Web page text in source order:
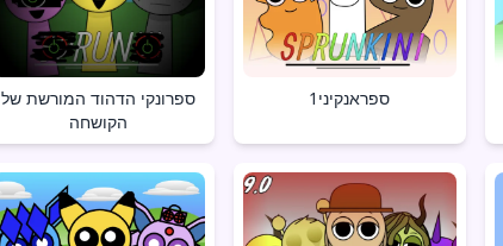
ספרונקי הדהוד המורשת של
הקושחה
ספראנקיני1